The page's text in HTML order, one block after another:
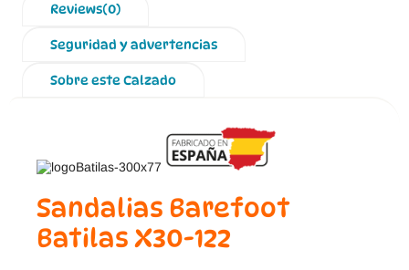
Reviews(0)
Seguridad y advertencias
Sobre este Calzado
Sandalias Barefoot
Batilas X30-122